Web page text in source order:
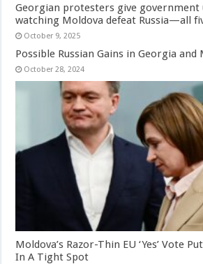
Georgian protesters give
watching Moldova defeat Russia—all
October 9, 2025
Possible Russian Gains in Georgia and
October 28, 2024
Moldova’s Razor-Thin EU ‘Yes’ Vote
In A Tight Spot